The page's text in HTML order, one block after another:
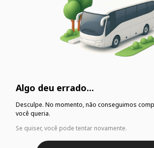
Algo deu errado...
Desculpe. No momento, não conseguimos
você queria.
Se quiser, você pode tentar novamente.